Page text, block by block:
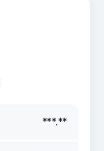
***.**